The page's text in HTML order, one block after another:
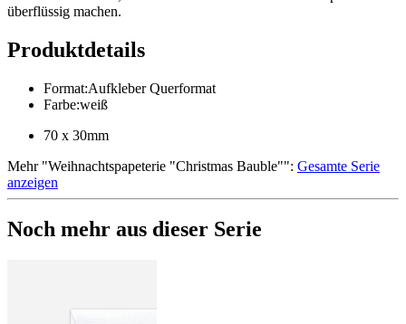
überflüssig machen.
Produktdetails
Format:Aufkleber Querformat
Farbe:weiß
70 x 30mm
Mehr"Weihnachtspapeterie "Christmas Bauble"": Gesamte Serie
anzeigen
Noch mehr aus dieser Serie